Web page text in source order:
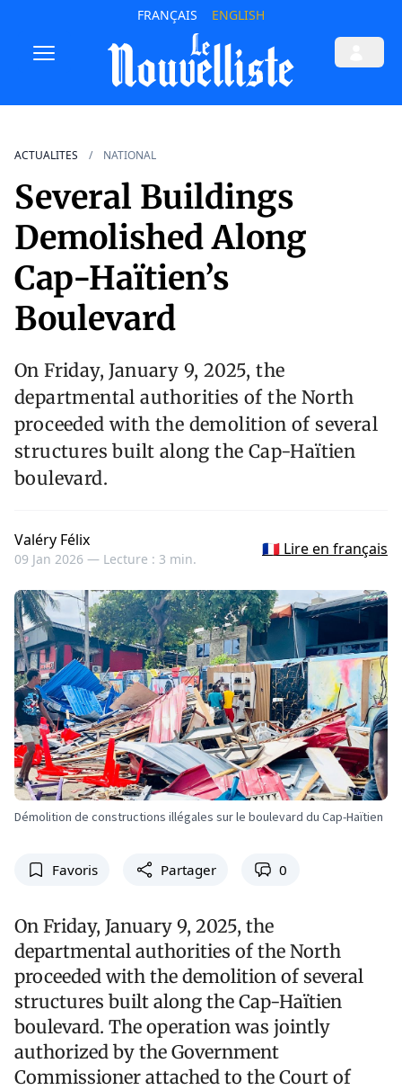
FRANÇAIS ENGLISH
ACTUALITES NATIONAL
Several Buildings
Demolished Along
Cap-Haïtien’s
Boulevard
On Friday, January 9, 2025, the
departmental authorities of the North
proceeded with the demolition of several
structures built along the Cap-Haïtien
boulevard.
Valéry Félix
09 Jan 2026 — Lecture : 3 min.
🇫🇷 Lire en français
Démolition de constructions illégales sur le boulevard du Cap-Haïtien
Favoris Partager 0
On Friday, January 9, 2025, the
departmental authorities of the North
proceeded with the demolition of several
structures built along the Cap-Haïtien
boulevard. The operation was jointly
authorized by the Government
Commissioner attached to the Court of